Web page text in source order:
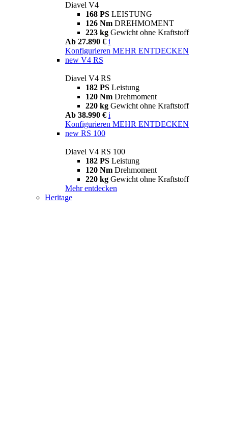
Diavel V4
168 PS LEISTUNG
126 Nm DREHMOMENT
223 kg Gewicht ohne Kraftstoff
Ab 27.890 € i
Konfigurieren MEHR ENTDECKEN
new V4 RS
Diavel V4 RS
182 PS Leistung
120 Nm Drehmoment
220 kg Gewicht ohne Kraftstoff
Ab 38.990 € i
Konfigurieren MEHR ENTDECKEN
new RS 100
Diavel V4 RS 100
182 PS Leistung
120 Nm Drehmoment
220 kg Gewicht ohne Kraftstoff
Mehr entdecken
Heritage